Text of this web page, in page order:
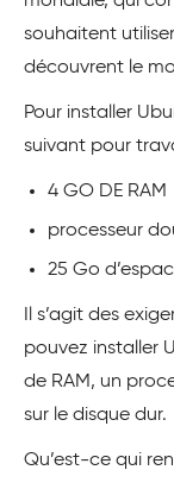
souhaitent
découvrent le
Pour installer
suivant pour
4 GO DE RAM
processeur
25 Go
Il s’agit des
pouvez installer
de RAM, un
sur le disque dur.
Qu’est-ce qui